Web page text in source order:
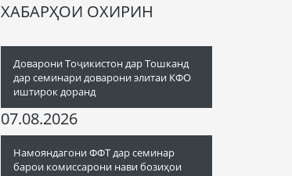
ХАБАРҲОИ ОХИРИН
Доварони Тоҷикистон дар Тошканд
дар семинари доварони элитаи КФО
иштирок доранд
07.08.2026
Намояндагони ФФТ дар семинар
барои комиссарони нави бозиҳои